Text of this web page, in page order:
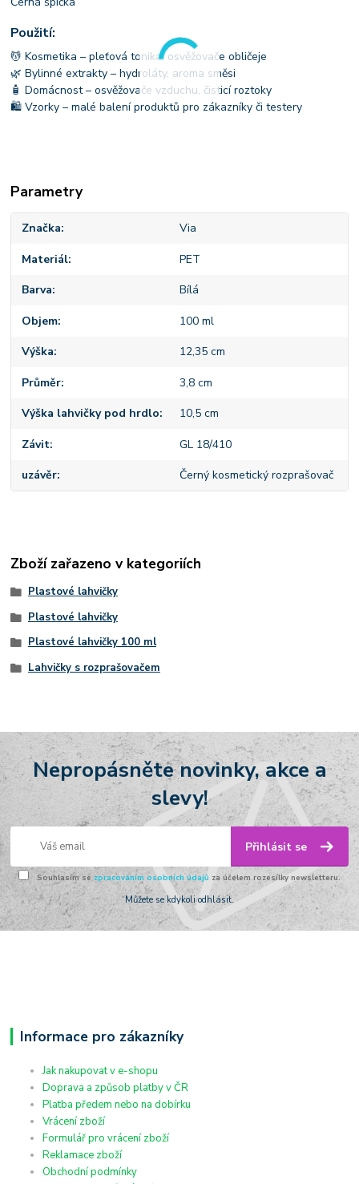
Použití:
💆 Kosmetika – pleťová tonika, osvěžovače obličeje
🌿 Bylinné extrakty – hydroláty, aroma směsi
🧴 Domácnost – osvěžovače vzduchu, čisticí roztoky
🛍️ Vzorky – malé balení produktů pro zákazníky či testery
Parametry
Značka Via
Materiál PET
Barva Bílá
Objem 100 ml
Výška 12,35 cm
Průměr 3,8 cm
Výška lahvičky pod hrdlo 10,5 cm
Závit GL 18/410
uzávěr Černý kosmetický rozprašovač
Zboží zařazeno v kategoriích
Plastové lahvičky
Plastové lahvičky
Plastové lahvičky 100 ml
Lahvičky s rozprašovačem
Nepropásněte novinky, akce a
slevy!
Přihlásit se
Souhlasím se zpracováním osobních údajů za účelem rozesílky newsletteru.
Můžete se kdykoli odhlásit.
Informace pro zákazníky
Jak nakupovat v e-shopu
Doprava a způsob platby v ČR
Platba předem nebo na dobírku
Vrácení zboží
Formulář pro vrácení zboží
Reklamace zboží
Obchodní podmínky